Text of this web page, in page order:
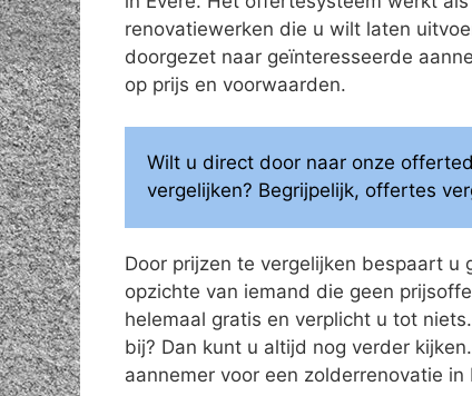
renovatiewerken die u wilt laten
doorgezet naar geïnteresseerde
op prijs en voorwaarden.
Wilt u direct door naar onze
vergelijken? Begrijpelijk, offertes
Door prijzen te vergelijken bespaart
opzichte van iemand die geen
helemaal gratis en verplicht u tot
bij? Dan kunt u altijd nog verder
aannemer voor een zolderrenovatie in